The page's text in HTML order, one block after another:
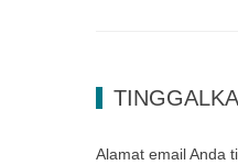
Alamat email Anda